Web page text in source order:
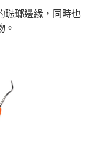
琺瑯邊緣，同時也
。